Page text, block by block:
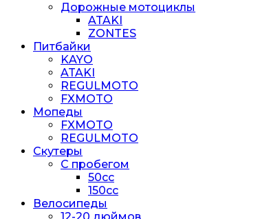
Дорожные мотоциклы
ATAKI
ZONTES
Питбайки
KAYO
ATAKI
REGULMOTO
FXMOTO
Мопеды
FXMOTO
REGULMOTO
Скутеры
С пробегом
50cc
150cc
Велосипеды